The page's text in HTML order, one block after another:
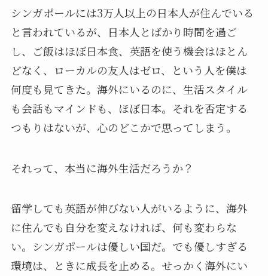
シンガポールには3万人以上の日本人が住んでいる
と言われているが、日本人とばかり時間を過ご
し、ご飯はほぼ日本食、英語を使う機会はほとん
どなく、ローカルの友人はゼロ、という人を僕は
何度も見てきた。海外にいるのに、生活スタイル
も会話もマインドも、ほぼ日本。それを否定する
つもりはないが、心のどこかで思ってしまう。
それって、本当に海外生活だろうか？
留学しても英語が伸びない人がいるように、海外
に住んでも自分を変えなければ、何も変わらな
い。シンガポールは優しい国だ。でも優しすぎる
環境は、ときに成長を止める。せっかく海外にい